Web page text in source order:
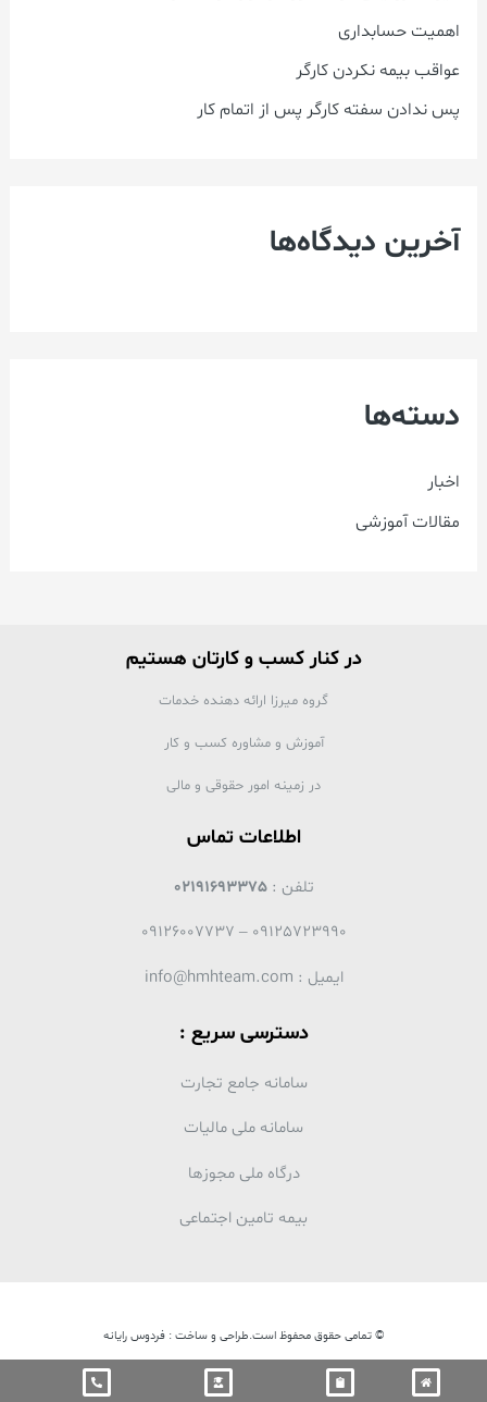
اهمیت حسابداری
عواقب بیمه نکردن کارگر
پس ندادن سفته کارگر پس از اتمام کار
آخرین دیدگاه‌ها
دسته‌ها
اخبار
مقالات آموزشی
در کنار کسب و کارتان هستیم
گروه میرزا ارائه دهنده خدمات
آموزش و مشاوره کسب و کار
در زمینه امور حقوقی و مالی
اطلاعات تماس
تلفن :02191693375
09125723990 – 09126007737
ایمیل : info@hmhteam.com
دسترسی سریع :
سامانه جامع تجارت
سامانه ملی مالیات
درگاه ملی مجوزها
بیمه تامین اجتماعی
© تمامی حقوق محفوظ است.طراحی و ساخت : فردوس رایانه